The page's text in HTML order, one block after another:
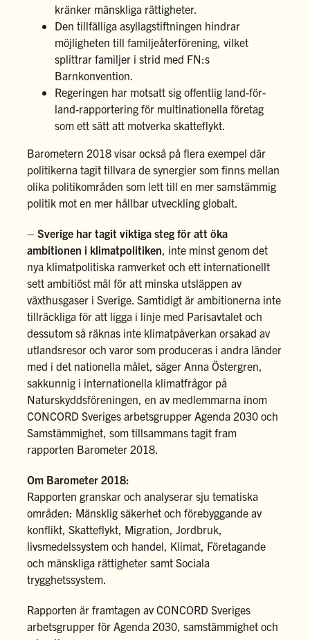
kränker mänskliga rättigheter.
Den tillfälliga asyllagstiftningen hindrar
möjligheten till familjeåterförening, vilket
splittrar familjer i strid med FN:s
Barnkonvention.
Regeringen har motsatt sig offentlig land-för-
land-rapportering för multinationella företag
som ett sätt att motverka skatteflykt.
Barometern 2018 visar också på flera exempel där
politikerna tagit tillvara de synergier som finns mellan
olika politikområden som lett till en mer samstämmig
politik mot en mer hållbar utveckling globalt.
– Sverige har tagit viktiga steg för att öka
ambitionen i klimatpolitiken , inte minst genom det
nya klimatpolitiska ramverket och ett internationellt
sett ambitiöst mål för att minska utsläppen av
växthusgaser i Sverige. Samtidigt är ambitionerna inte
tillräckliga för att ligga i linje med Parisavtalet och
dessutom så räknas inte klimatpåverkan orsakad av
utlandsresor och varor som produceras i andra länder
med i det nationella målet, säger Anna Östergren,
sakkunnig i internationella klimatfrågor på
Naturskyddsföreningen, en av medlemmarna inom
CONCORD Sveriges arbetsgrupper Agenda 2030 och
Samstämmighet, som tillsammans tagit fram
rapporten Barometer 2018.
Om Barometer 2018:
Rapporten granskar och analyserar sju tematiska
områden: Mänsklig säkerhet och förebyggande av
konflikt, Skatteflykt, Migration, Jordbruk,
livsmedelssystem och handel, Klimat, Företagande
och mänskliga rättigheter samt Sociala
trygghetssystem.
Rapporten är framtagen av CONCORD Sveriges
arbetsgrupper för Agenda 2030, samstämmighet och